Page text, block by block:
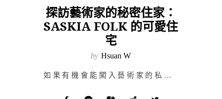
探訪藝術家的秘密住家：
SASKIA FOLK 的可愛住
宅
by Hsuan W
如果有機會能闖入藝術家的私人住屋，你會想一窺究竟嗎？對我而言，藝術家的生活往往極具神秘感，想像街頭藝…